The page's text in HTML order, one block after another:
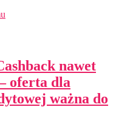
nawet
oferta dla
ważna do